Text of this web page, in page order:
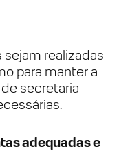
sejam realizadas
para manter a
secretaria
adequadas e